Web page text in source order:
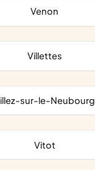
Venon
Villettes
Villez-sur-le-Neubourg
Vitot